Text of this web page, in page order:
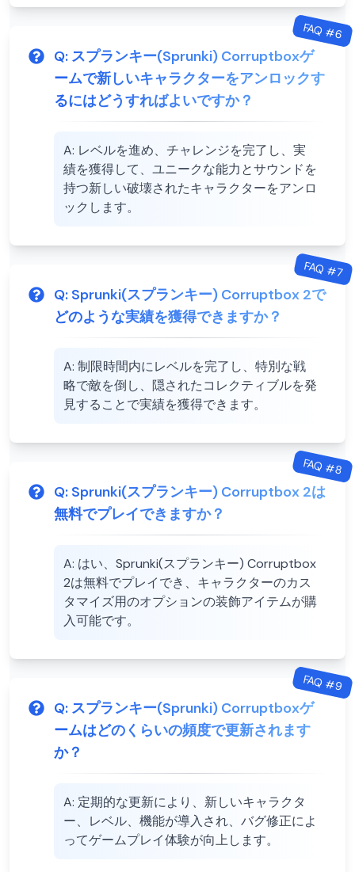
FAQ #6
Q: スプランキー(Sprunki) Corruptboxゲ
ームで新しいキャラクターをアンロックす
るにはどうすればよいですか？
A: レベルを進め、チャレンジを完了し、実
績を獲得して、ユニークな能力とサウンドを
持つ新しい破壊されたキャラクターをアンロ
ックします。
FAQ #7
Q: Sprunki(スプランキー) Corruptbox 2で
どのような実績を獲得できますか？
A: 制限時間内にレベルを完了し、特別な戦
略で敵を倒し、隠されたコレクティブルを発
見することで実績を獲得できます。
FAQ #8
Q: Sprunki(スプランキー) Corruptbox 2は
無料でプレイできますか？
A: はい、Sprunki(スプランキー) Corruptbox
2は無料でプレイでき、キャラクターのカス
タマイズ用のオプションの装飾アイテムが購
入可能です。
FAQ #9
Q: スプランキー(Sprunki) Corruptboxゲ
ームはどのくらいの頻度で更新されます
か？
A: 定期的な更新により、新しいキャラクタ
ー、レベル、機能が導入され、バグ修正によ
ってゲームプレイ体験が向上します。